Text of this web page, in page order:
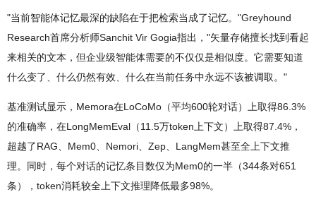
"当前智能体记忆最深的缺陷在于把检索当成了记忆。"Greyhound
Research首席分析师Sanchit Vir Gogia指出，"矢量存储擅长找到看起
来相关的文本，但企业级智能体需要的不仅仅是相似度。它需要知道
什么变了、什么仍然有效、什么在当前任务中永远不该被调取。"
基准测试显示，Memora在LoCoMo（平均600轮对话）上取得86.3%
的准确率，在LongMemEval（11.5万token上下文）上取得87.4%，
超越了RAG、Mem0、Nemori、Zep、LangMem甚至全上下文推
理。同时，每个对话的记忆条目数仅为Mem0的一半（344条对651
条），token消耗较全上下文推理降低最多98%。